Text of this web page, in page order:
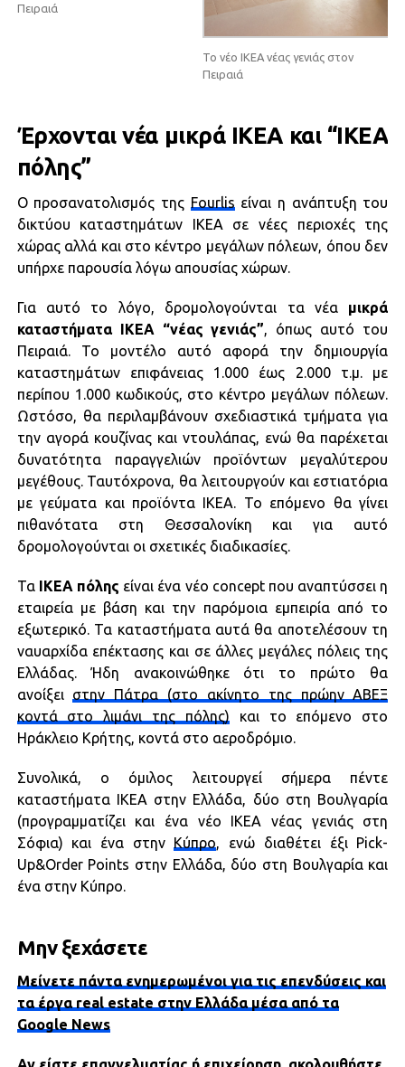
Πειραιά
Το νέο IKEA νέας γενιάς στον
Πειραιά
Έρχονται νέα μικρά ΙΚΕΑ και “ΙΚΕΑ
πόλης”
Ο προσανατολισμός της Fourlis είναι η ανάπτυξη του
δικτύου καταστημάτων ΙΚΕΑ σε νέες περιοχές της
χώρας αλλά και στο κέντρο μεγάλων πόλεων, όπου δεν
υπήρχε παρουσία λόγω απουσίας χώρων.
Για αυτό το λόγο, δρομολογούνται τα νέα μικρά
καταστήματα IKEA “νέας γενιάς” , όπως αυτό του
Πειραιά. Το μοντέλο αυτό αφορά την δημιουργία
καταστημάτων επιφάνειας 1.000 έως 2.000 τ.μ. με
περίπου 1.000 κωδικούς, στο κέντρο μεγάλων πόλεων.
Ωστόσο, θα περιλαμβάνουν σχεδιαστικά τμήματα για
την αγορά κουζίνας και ντουλάπας, ενώ θα παρέχεται
δυνατότητα παραγγελιών προϊόντων μεγαλύτερου
μεγέθους. Ταυτόχρονα, θα λειτουργούν και εστιατόρια
με γεύματα και προϊόντα ΙΚΕΑ. Το επόμενο θα γίνει
πιθανότατα στη Θεσσαλονίκη και για αυτό
δρομολογούνται οι σχετικές διαδικασίες.
Τα IKEA πόλης είναι ένα νέο concept που αναπτύσσει η
εταιρεία με βάση και την παρόμοια εμπειρία από το
εξωτερικό. Τα καταστήματα αυτά θα αποτελέσουν τη
ναυαρχίδα επέκτασης και σε άλλες μεγάλες πόλεις της
Ελλάδας. Ήδη ανακοινώθηκε ότι το πρώτο θα
ανοίξει στην Πάτρα (στο ακίνητο της πρώην ΑΒΕΞ
κοντά στο λιμάνι της πόλης) και το επόμενο στο
Ηράκλειο Κρήτης, κοντά στο αεροδρόμιο.
Συνολικά, ο όμιλος λειτουργεί σήμερα πέντε
καταστήματα ΙΚΕΑ στην Ελλάδα, δύο στη Βουλγαρία
(προγραμματίζει και ένα νέο ΙΚΕΑ νέας γενιάς στη
Σόφια) και ένα στην Κύπρο , ενώ διαθέτει έξι Pick-
Up&Order Points στην Ελλάδα, δύο στη Βουλγαρία και
ένα στην Κύπρο.
Μην ξεχάσετε
Μείνετε πάντα ενημερωμένοι για τις επενδύσεις και
τα έργα real estate στην Ελλάδα μέσα από τα
Google News